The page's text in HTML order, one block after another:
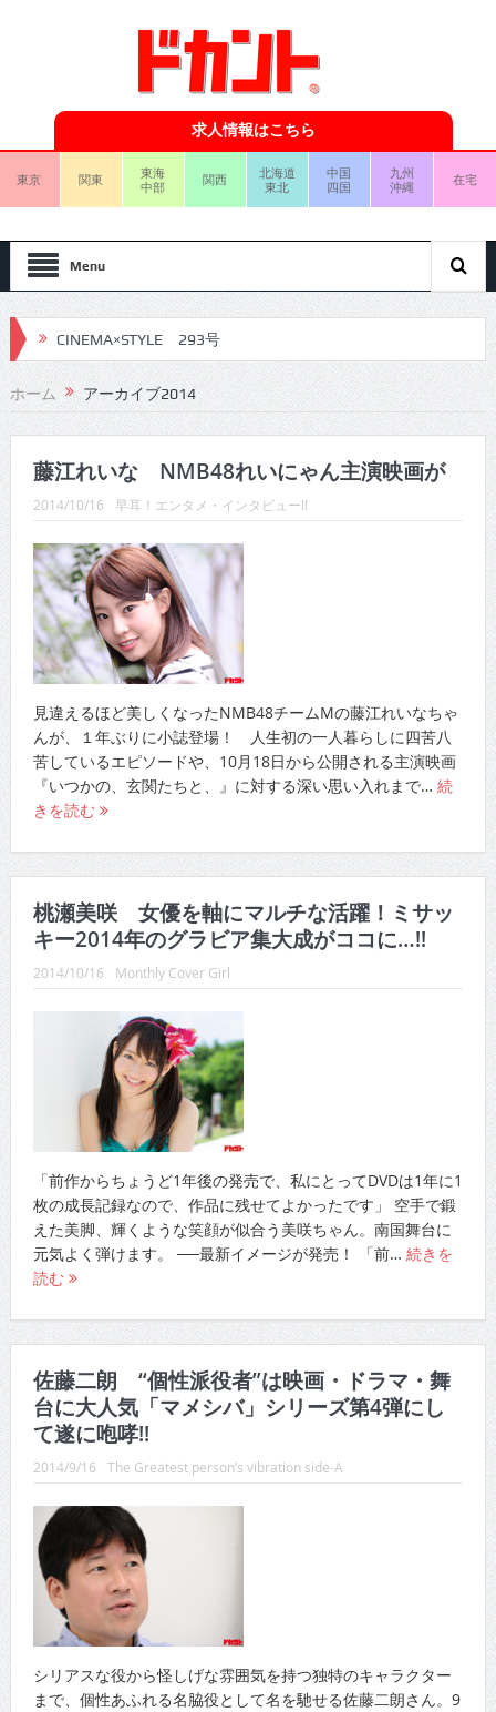
求人情報はこちら
東京 関東
東海
中部
関西
北海道
東北
中国
四国
九州
沖縄
在宅
Menu
CINEMA×STYLE 293号
CINEMA×STYLE 292号
CINEMA×STYLE 291号
CINEMA×STYLE 290号
CINEMA×STYLE 289号
CINEMA×STYLE 288号
CINEMA×STYLE 287号
CINEMA×STYLE 286号
CINEMA×STYLE 285号
CINEMA×STYLE 294号
ホーム アーカイブ2014
藤江れいな NMB48れいにゃん主演映画が
2014/10/16 早耳！エンタメ・インタビュー!!
見違えるほど美しくなったNMB48チームMの藤江れいなちゃ
んが、１年ぶりに小誌登場！ 人生初の一人暮らしに四苦八
苦しているエピソードや、10月18日から公開される主演映画
『いつかの、玄関たちと、』に対する深い思い入れまで… 続
きを読む
桃瀬美咲 女優を軸にマルチな活躍！ミサッ
キー2014年のグラビア集大成がココに…!!
2014/10/16 Monthly Cover Girl
「前作からちょうど1年後の発売で、私にとってDVDは1年に1
枚の成長記録なので、作品に残せてよかったです」 空手で鍛
えた美脚、輝くような笑顔が似合う美咲ちゃん。南国舞台に
元気よく弾けます。 ──最新イメージが発売！ 「前… 続きを
読む
佐藤二朗 “個性派役者”は映画・ドラマ・舞
台に大人気「マメシバ」シリーズ第4弾にし
て遂に咆哮!!
2014/9/16 The Greatest person’s vibration side-A
シリアスな役から怪しげな雰囲気を持つ独特のキャラクター
まで、個性あふれる名脇役として名を馳せる佐藤二朗さん。9